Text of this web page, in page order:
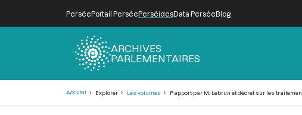
PerséePortail PerséePerséidesData PerséeBlog
ARCHIVES
PARLEMENTAIRES
Accueil Explorer Les volumes Rapport par M. Lebrun et décret sur les